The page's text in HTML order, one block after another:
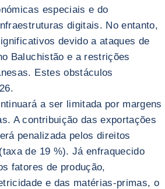
especiais e do
digitais. No entanto,
devido a ataques de
Baluchistão e a restrições
Estes obstáculos
a ser limitada por margens
A contribuição das exportações
penalizada pelos direitos
de 19 %). Já enfraquecido
fatores de produção,
e das matérias-primas, o